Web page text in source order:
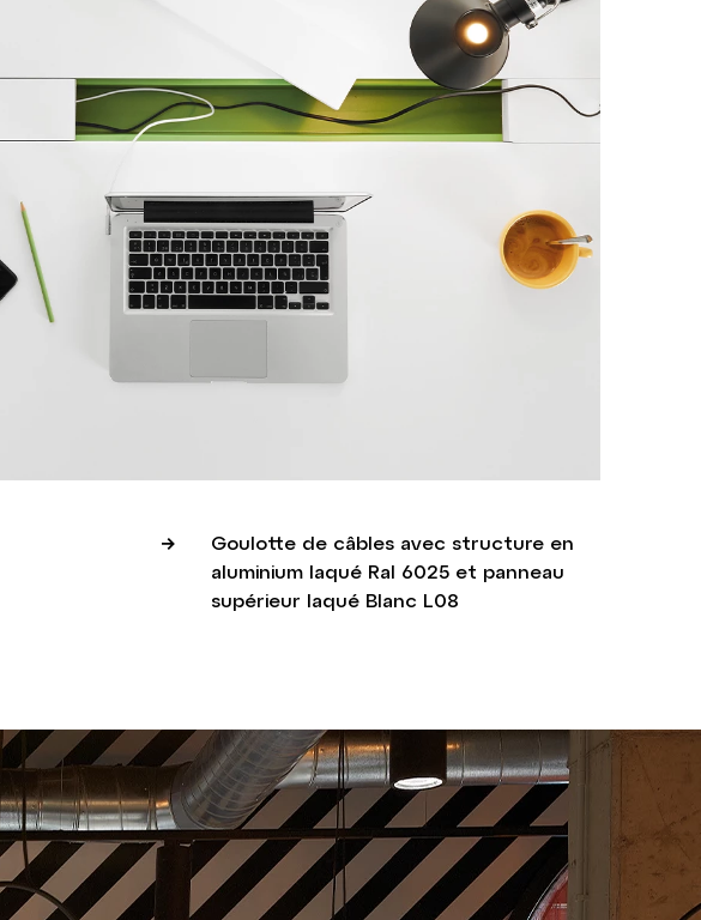
Goulotte de câbles avec structure en
aluminium laqué Ral 6025 et panneau
supérieur laqué Blanc L08